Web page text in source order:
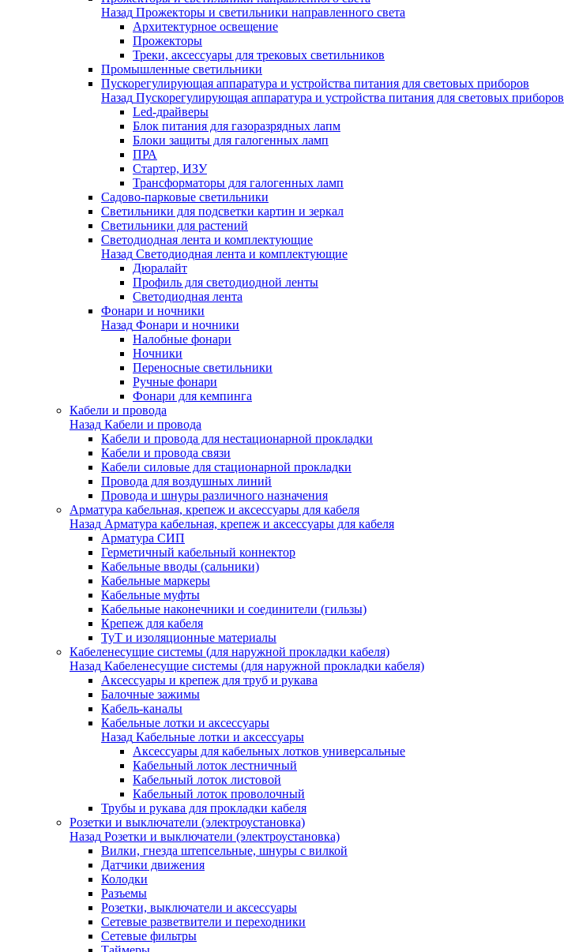
Назад Прожекторы и светильники направленного света
Архитектурное освещение
Прожекторы
Треки, аксессуары для трековых светильников
Промышленные светильники
Пускорегулирующая аппаратура и устройства питания для световых приборов
Назад Пускорегулирующая аппаратура и устройства питания для световых приборов
Led-драйверы
Блок питания для газоразрядных лапм
Блоки защиты для галогенных ламп
ПРА
Стартер, ИЗУ
Трансформаторы для галогенных ламп
Садово-парковые светильники
Светильники для подсветки картин и зеркал
Светильники для растений
Светодиодная лента и комплектующие
Назад Светодиодная лента и комплектующие
Дюралайт
Профиль для светодиодной ленты
Светодиодная лента
Фонари и ночники
Назад Фонари и ночники
Налобные фонари
Ночники
Переносные светильники
Ручные фонари
Фонари для кемпинга
Кабели и провода
Назад Кабели и провода
Кабели и провода для нестационарной прокладки
Кабели и провода связи
Кабели силовые для стационарной прокладки
Провода для воздушных линий
Провода и шнуры различного назначения
Арматура кабельная, крепеж и аксессуары для кабеля
Назад Арматура кабельная, крепеж и аксессуары для кабеля
Арматура СИП
Герметичный кабельный коннектор
Кабельные вводы (сальники)
Кабельные маркеры
Кабельные муфты
Кабельные наконечники и соединители (гильзы)
Крепеж для кабеля
ТуТ и изоляционные материалы
Кабеленесущие системы (для наружной прокладки кабеля)
Назад Кабеленесущие системы (для наружной прокладки кабеля)
Аксессуары и крепеж для труб и рукава
Балочные зажимы
Кабель-каналы
Кабельные лотки и аксессуары
Назад Кабельные лотки и аксессуары
Аксессуары для кабельных лотков универсальные
Кабельный лоток лестничный
Кабельный лоток листовой
Кабельный лоток проволочный
Трубы и рукава для прокладки кабеля
Розетки и выключатели (электроустановка)
Назад Розетки и выключатели (электроустановка)
Вилки, гнезда штепсельные, шнуры с вилкой
Датчики движения
Колодки
Разъемы
Розетки, выключатели и аксессуары
Сетевые разветвители и переходники
Сетевые фильтры